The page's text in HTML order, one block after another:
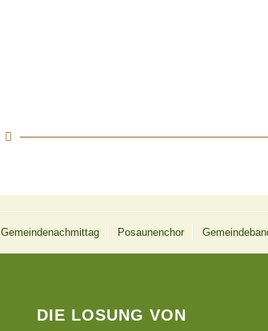
Gemeindenachmittag Posaunenchor
DIE LOSUNG VON